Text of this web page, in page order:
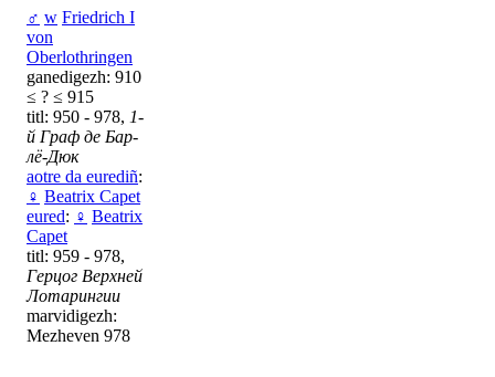
♂ w Friedrich I
von
Oberlothringen
ganedigezh: 910
≤ ? ≤ 915
titl: 950 - 978, 1-
й Граф де Бар-
лё-Дюк
aotre da eurediñ:
♀ Beatrix Capet
eured: ♀ Beatrix
Capet
titl: 959 - 978,
Герцог Верхней
Лотарингии
marvidigezh:
Mezheven 978